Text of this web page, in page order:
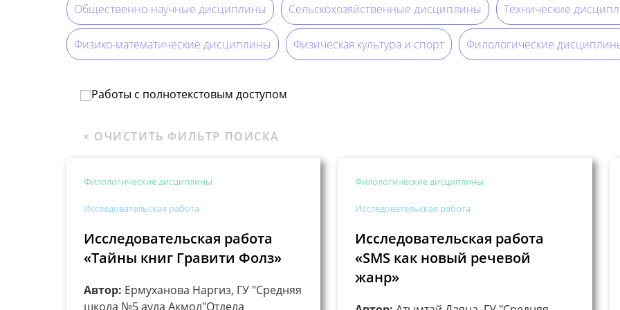
Общественно-научные дисциплины Сельскохозяйственные дисциплины Технические
Физико-математические дисциплины Физическая культура и спорт Филологические
Работы с полнотекстовым доступом
Филологические дисциплины
Исследовательская работа
Исследовательская работа
«Тайны книг Гравити Фолз»
Автор: Ермуханова Наргиз, ГУ "Средняя
школа №5 аула Акмол"Отдела
Филологические дисциплины
Исследовательская работа
Исследовательская работа
«SMS как новый речевой
жанр»